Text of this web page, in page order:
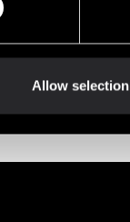
Allow selection